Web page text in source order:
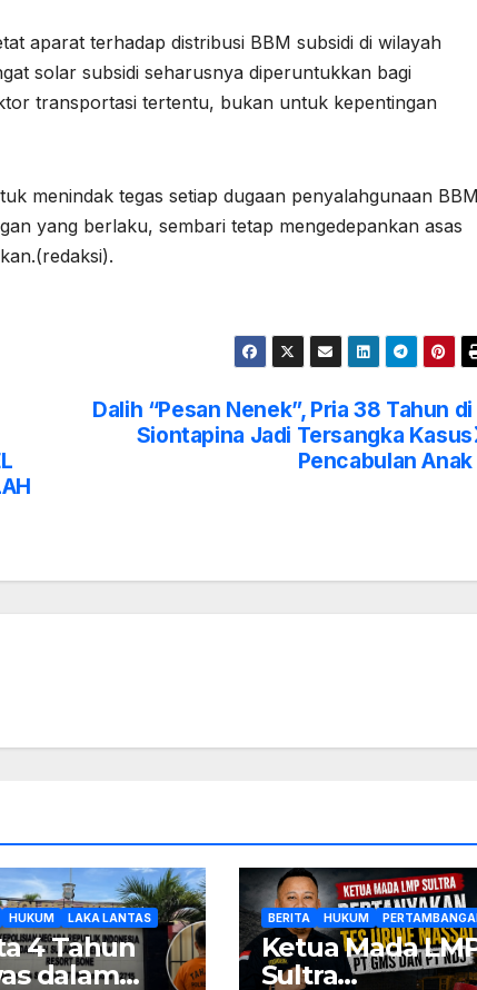
aparat terhadap distribusi BBM subsidi di wilayah
solar subsidi seharusnya diperuntukkan bagi
transportasi tertentu, bukan untuk kepentingan
menindak tegas setiap dugaan penyalahgunaan
yang berlaku, sembari tetap mengedepankan asas
Dalih “Pesan Nenek”, Pria 38 Tahun di
Siontapina Jadi Tersangka Kasus
Pencabulan Anak
HUKUM LAKA LANTAS
4 Tahun
dalam
BERITA HUKUM
Ketua Mada
Sultra